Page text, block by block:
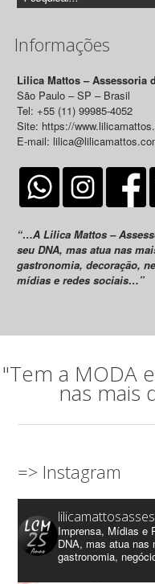
Informações
Lilica Mattos – Assessoria
São Paulo – SP – Brasil
Tel: +55 (11) 99985-4052
Site: https://
E-mail:
“…A Lilica Mattos –
seu DNA, mas atua nas
gastronomia, decoração,
mídias e redes sociais…”
"Tem a MODA
nas mais
=> Instagram
Imprensa, Mídias e
DNA, mas atua nas
gastronomia,